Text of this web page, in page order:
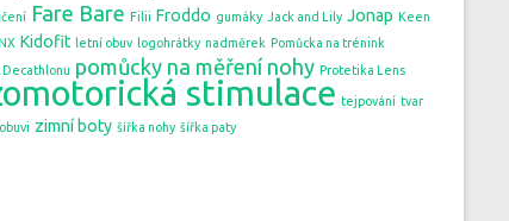
Fare Bare Filii Froddo gumáky Jack and Lily Jonap Keen
Kidofit letní obuv logohrátky nadměrek Pomůcka na trénink
Decathlonu pomůcky na měření nohy Protetika Lens
stimulace tejpování tvar
zimní boty šířka nohy šířka paty